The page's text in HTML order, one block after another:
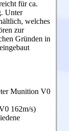
für ca.
Unter
welches
zur
Gründen in
Munition V0
162m/s)